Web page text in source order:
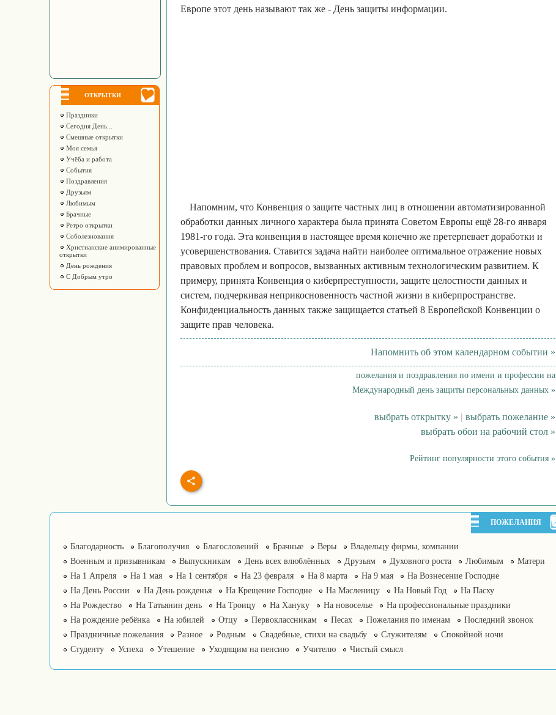
ОТКРЫТКИ
Праздники
Сегодня День...
Смешные открытки
Моя семья
Учёба и работа
События
Поздравления
Друзьям
Любимым
Брачные
Ретро открытки
Соболезнования
Христианские анимированные
открытки
День рождения
С Добрым утро
Европе этот день называют так же - День защиты информации.
Напомним, что Конвенция о защите частных лиц в отношении автоматизированной
обработки данных личного характера была принята Советом Европы ещё 28-го января
1981-го года. Эта конвенция в настоящее время конечно же претерпевает доработки и
усовершенствования. Ставится задача найти наиболее оптимальное отражение новых
правовых проблем и вопросов, вызванных активным технологическим развитием. К
примеру, принята Конвенция о киберпреступности, защите целостности данных и
систем, подчеркивая неприкосновенность частной жизни в киберпространстве.
Конфиденциальность данных также защищается статьей 8 Европейской Конвенции о
защите прав человека.
Напомнить об этом календарном событии »
пожелания и поздравления по имени и профессии на
Международный день защиты персональных данных »
выбрать открытку » | выбрать пожелание »
выбрать обои на рабочий стол »
Рейтинг популярности этого события »
ПОЖЕЛАНИЯ
Благодарность Благополучия Благословений Брачные Веры
Владельцу фирмы, компании
Военным и призывникам
Выпускникам День всех влюблённых Друзьям Духовного роста Любимым
Матери
На 1 Апреля
На 1 мая На 1 сентября На 23 февраля На 8 марта На 9 мая
На Вознесение Господне
На День России
На День рожденья На Крещение Господне На Масленицу На Новый Год
На Пасху
На Рождество
На Татьянин день На Троицу На Хануку На новоселье
На профессиональные праздники
На рождение ребёнка
На юбилей Отцу Первоклассникам Песах Пожелания по именам
Последний звонок
Праздничные пожелания
Разное Родным Свадебные, стихи на свадьбу Служителям
Спокойной ночи
Студенту
Успеха Утешение Уходящим на пенсию Учителю Чистый смысл